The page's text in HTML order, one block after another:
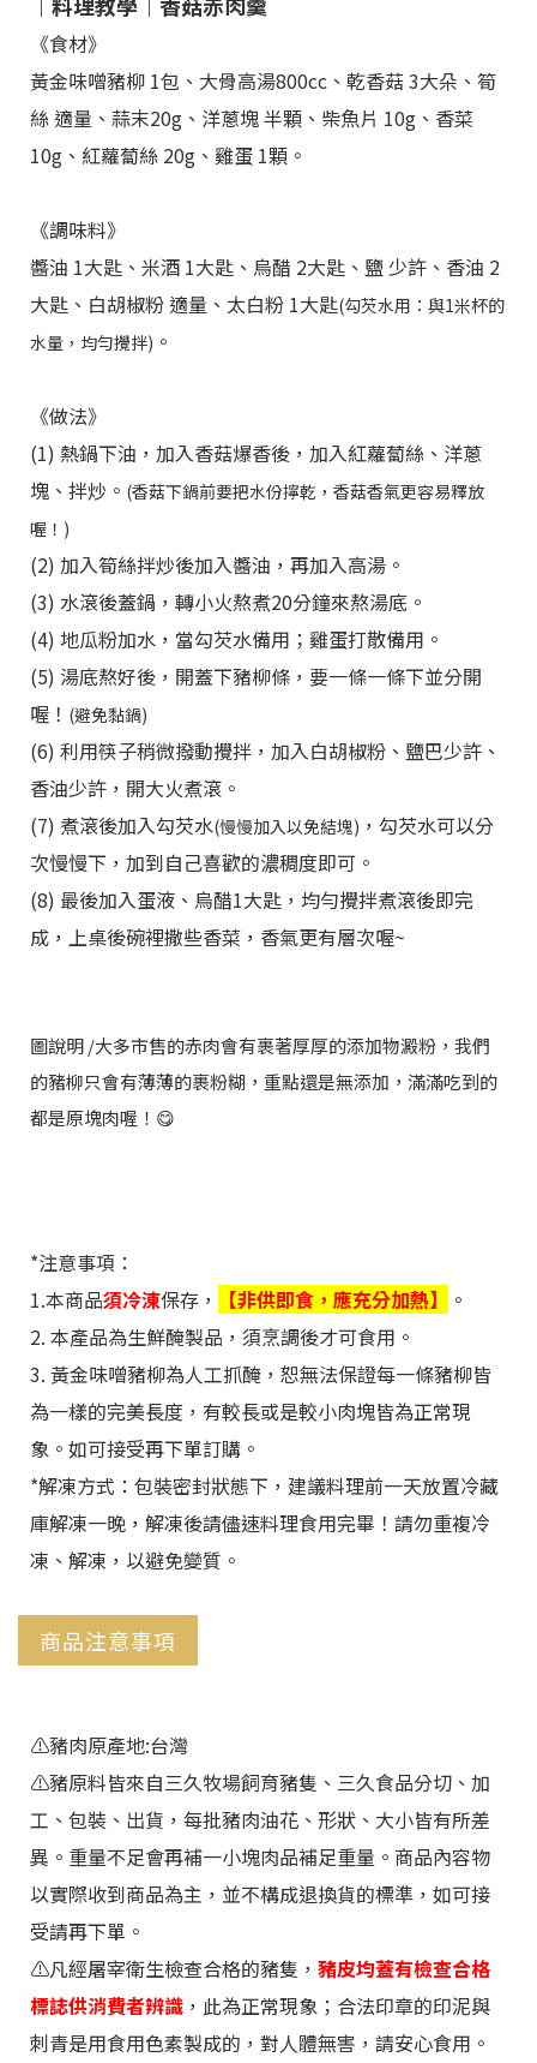
《食材》
黃金味噌豬柳 1包、大骨高湯800cc、乾香菇 3大朵、筍
絲 適量、蒜末20g、洋蔥塊 半顆、柴魚片 10g、香菜
10g、紅蘿蔔絲 20g、雞蛋 1顆。
《調味料》
醬油 1大匙、米酒 1大匙、烏醋 2大匙、鹽 少許、香油 2
大匙、白胡椒粉 適量、太白粉 1大匙(勾芡水用：與1米杯的
水量，均勻攪拌) 。
《做法》
(1) 熱鍋下油，加入香菇爆香後，加入紅蘿蔔絲、洋蔥
塊、拌炒。 (香菇下鍋前要把水份擰乾，香菇香氣更容易釋放
喔！)
(2) 加入筍絲拌炒後加入醬油，再加入高湯。
(3) 水滾後蓋鍋，轉小火熬煮20分鐘來熬湯底。
(4) 地瓜粉加水，當勾芡水備用；雞蛋打散備用。
(5) 湯底熬好後，開蓋下豬柳條，要一條一條下並分開
喔！ (避免黏鍋)
(6) 利用筷子稍微撥動攪拌，加入白胡椒粉、鹽巴少許、
香油少許，開大火煮滾。
(7) 煮滾後加入勾芡水(慢慢加入以免結塊) ，勾芡水可以分
次慢慢下，加到自己喜歡的濃稠度即可。
(8) 最後加入蛋液、烏醋1大匙，均勻攪拌煮滾後即完
成，上桌後碗裡撒些香菜，香氣更有層次喔~
圖說明 /大多市售的赤肉會有裹著厚厚的添加物澱粉，我們
的豬柳只會有薄薄的裹粉糊，重點還是無添加，滿滿吃到的
都是原塊肉喔！😋
*注意事項：
1.本商品須冷涷保存， 【非供即食，應充分加熱】
。
2. 本產品為生鮮醃製品，須烹調後才可食用。
3. 黃金味噌豬柳為人工抓醃，恕無法保證每一條豬柳皆
為一樣的完美長度，有較長或是較小肉塊皆為正常現
象。如可接受再下單訂購。
*解凍方式：包裝密封狀態下，建議料理前一天放置冷藏
庫解凍一晚，解凍後請儘速料理食用完畢！請勿重複冷
凍、解凍，以避免變質。
商品注意事項
⚠️豬肉原產地:台灣
⚠️豬原料皆來自三久牧場飼育豬隻、三久食品分切、加
工、包裝、出貨，每批豬肉油花、形狀、大小皆有所差
異。重量不足會再補一小塊肉品補足重量。商品內容物
以實際收到商品為主，並不構成退換貨的標準，如可接
受請再下單。
⚠️凡經屠宰衛生檢查合格的豬隻， 豬皮均蓋有檢查合格
標誌供消費者辨識 ，此為正常現象；合法印章的印泥與
刺青是用食用色素製成的，對人體無害，請安心食用。